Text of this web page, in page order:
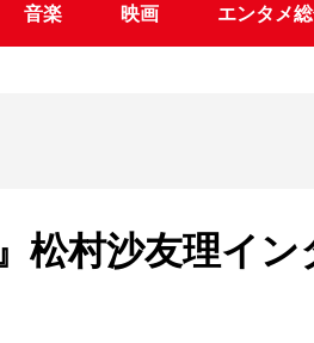
音楽 映画 エンタメ
松村沙友理イ